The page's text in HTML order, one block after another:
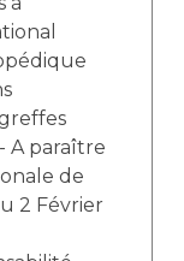
de
2 Février